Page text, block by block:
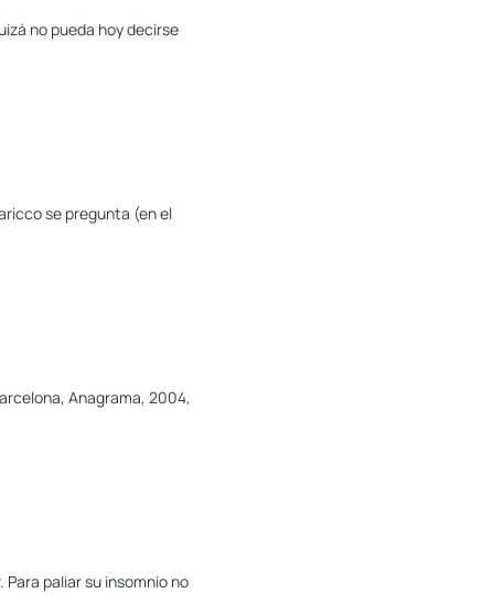
no pueda hoy decirse
se pregunta (en el
Anagrama, 2004,
paliar su insomnio no